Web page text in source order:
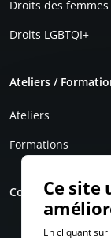
Droits des femmes
Droits LGBTQI+
Ateliers /
Ateliers
Formations
ContactCe site
En cliquant sur